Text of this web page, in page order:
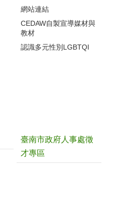
網站連結
CEDAW自製宣導媒材與
教材
認識多元性別LGBTQI
臺南市政府人事處徵
才專區